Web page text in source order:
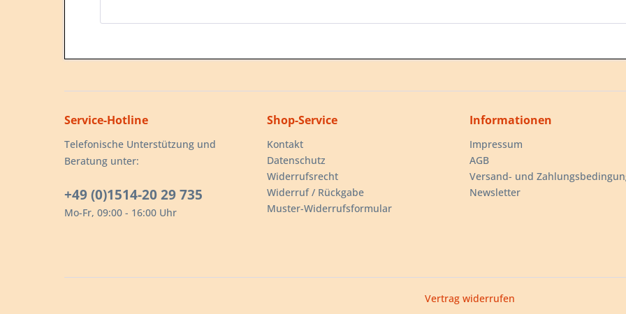
Service-Hotline
Telefonische Unterstützung und
Beratung unter:
+49 (0)1514-20 29 735
Mo-Fr, 09:00 - 16:00 Uhr
Shop-Service
Kontakt
Datenschutz
Widerrufsrecht
Widerruf / Rückgabe
Muster-Widerrufsformular
Informationen
Impressum
AGB
Versand- und
Newsletter
Vertrag widerrufen